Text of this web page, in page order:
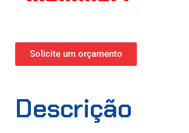
Solicite um orçamento
Descrição